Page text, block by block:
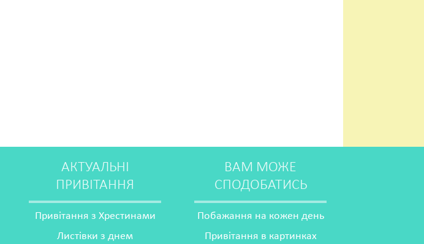
АКТУАЛЬНІ
ПРИВІТАННЯ
Привітання з Хрестинами
Листівки з днем
ВАМ МОЖЕ
СПОДОБАТИСЬ
Побажання на кожен день
Привітання в картинках